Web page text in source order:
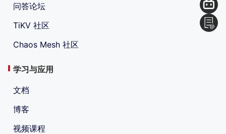
问答论坛
TiKV 社区
Chaos Mesh 社区
学习与应用
文档
博客
视频课程